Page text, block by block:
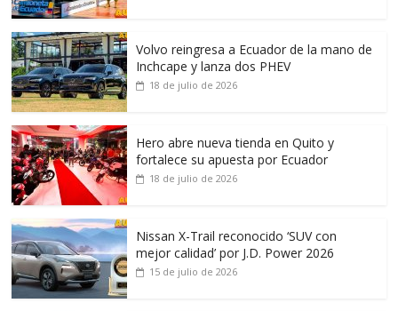
Volvo reingresa a Ecuador de la mano de
Inchcape y lanza dos PHEV
18 de julio de 2026
Hero abre nueva tienda en Quito y
fortalece su apuesta por Ecuador
18 de julio de 2026
Nissan X-Trail reconocido ‘SUV con
mejor calidad’ por J.D. Power 2026
15 de julio de 2026